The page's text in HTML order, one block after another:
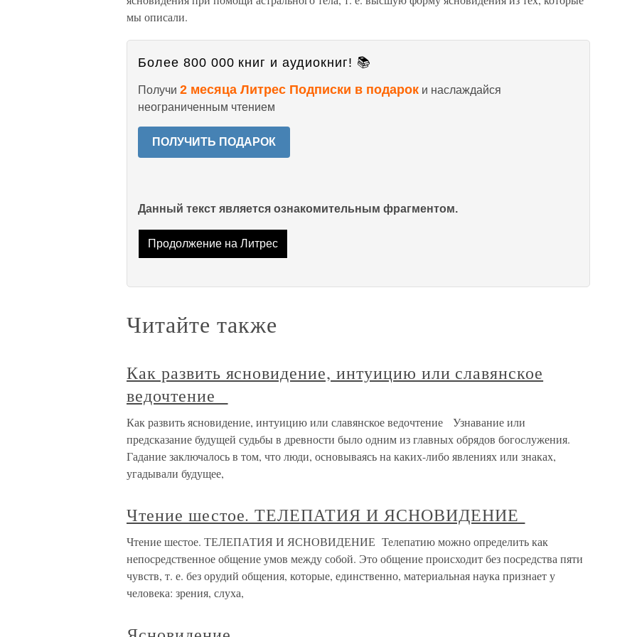
мы описали.
Более 800 000 книг и аудиокниг! 📚
Получи 2 месяца Литрес Подписки в подарок и наслаждайся
неограниченным чтением
ПОЛУЧИТЬ ПОДАРОК
Данный текст является ознакомительным фрагментом.
Продолжение на Литрес
Читайте также
Как развить ясновидение, интуицию или славянское
ведочтение
Как развить ясновидение, интуицию или славянское ведочтение Узнавание или
предсказание будущей судьбы в древности было одним из главных обрядов богослужения.
Гадание заключалось в том, что люди, основываясь на каких-либо явлениях или знаках,
угадывали будущее,
Чтение шестое. ТЕЛЕПАТИЯ И ЯСНОВИДЕНИЕ
Чтение шестое. ТЕЛЕПАТИЯ И ЯСНОВИДЕНИЕ Телепатию можно определить как
непосредственное общение умов между собой. Это общение происходит без посредства пяти
чувств, т. е. без орудий общения, которые, единственно, материальная наука признает у
человека: зрения, слуха,